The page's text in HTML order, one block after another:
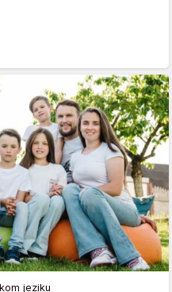
jeziku